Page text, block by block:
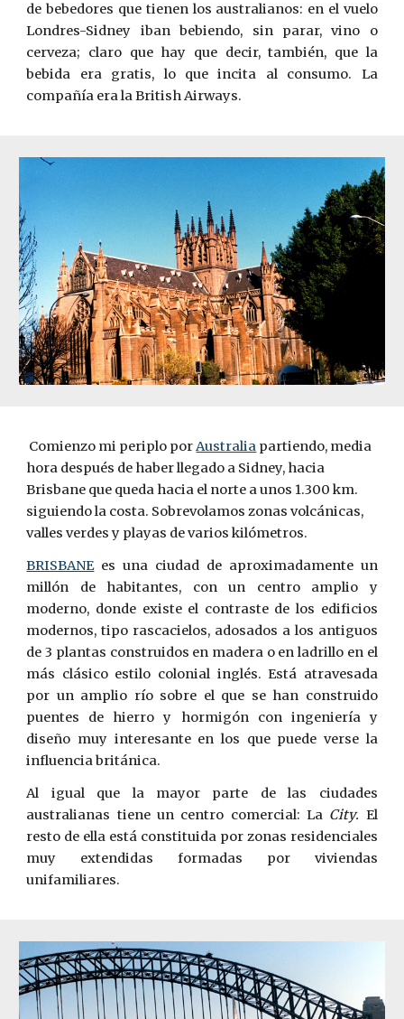
de bebedores que tienen los australianos: en el vuelo
Londres-Sidney iban bebiendo, sin parar, vino o
cerveza; claro que hay que decir, también, que la
bebida era gratis, lo que incita al consumo. La
compañía era la British Airways.
Comienzo mi periplo por Australia partiendo, media
hora después de haber llegado a Sidney, hacia
Brisbane que queda hacia el norte a unos 1.300 km.
siguiendo la costa. Sobrevolamos zonas volcánicas,
valles verdes y playas de varios kilómetros.
BRISBANEes una ciudad de aproximadamente un
millón de habitantes, con un centro amplio y
moderno, donde existe el contraste de los edificios
modernos, tipo rascacielos, adosados a los antiguos
de 3 plantas construidos en madera o en ­ladrillo en el
más clásico estilo colonial inglés. Está atravesada
por un amplio río sobre el que se han construido
puentes de hierro y hormigón con ingeniería y
diseño muy interesante en los que puede verse la
influencia británica.
Al igual que la mayor parte de las ciudades
australianas tiene un centro comercial: La City. El
resto de ella está constituida por zonas residenciales
muy extendidas formadas por viviendas
unifamiliares.